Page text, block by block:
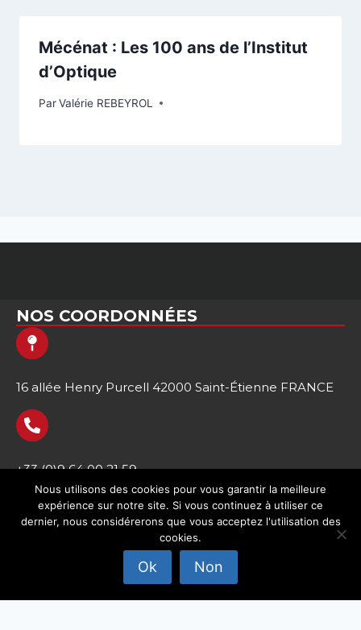
Mécénat : Les 100 ans de l’Institut
d’Optique
ParValérie REBEYROL
NOS COORDONNÉES
16 allée Henry Purcell 42000 Saint-Étienne FRANCE
+33 (0)9 64 00 21 59
Mentions légales
Conditions générales de ventes
Nous utilisons des cookies pour vous garantir la meilleure
expérience sur notre site. Si vous continuez à utiliser ce
dernier, nous considérerons que vous acceptez l'utilisation des
cookies.
Ok Non